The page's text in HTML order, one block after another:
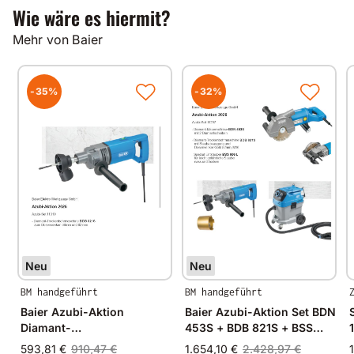
Wartungsfreundlichen Spülkopf
Leistung 1800 W
Getriebe 1 Gang
Drehmoment 24 Nm
Drehzahl 1150 Upm
Bohrer Ø 60-160 mm
Werkzeugaufnahme1/2 Zoll und 1 1/4 Zoll
Schlagfrequenz 28.000 Spm
Gewicht 6,04 kg
Wie wäre es hiermit?
Mehr von Baier
Neu
-35%
BM handgeführt
Baier Azubi-Aktion
Diamant-
Trockenbohrmaschine BDB
593,81 € 910,47 €
Neu
-32%
BM handgeführt
Baier Azubi-Aktion Set BDN
453S + BDB 821S + BSS
606L
1.654,10 € 2.428,97 €